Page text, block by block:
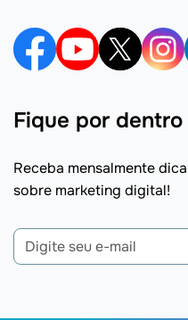
Fique por dentro
Receba mensalmente
sobre marketing digital!